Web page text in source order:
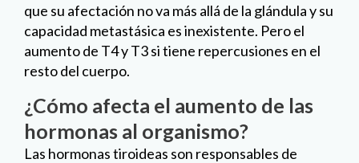
que su afectación no va más allá de la glándula y su
capacidad metastásica es inexistente. Pero el
aumento de T4 y T3 si tiene repercusiones en el
resto del cuerpo.
¿Cómo afecta el aumento de las
hormonas al organismo?
Las hormonas tiroideas son responsables de